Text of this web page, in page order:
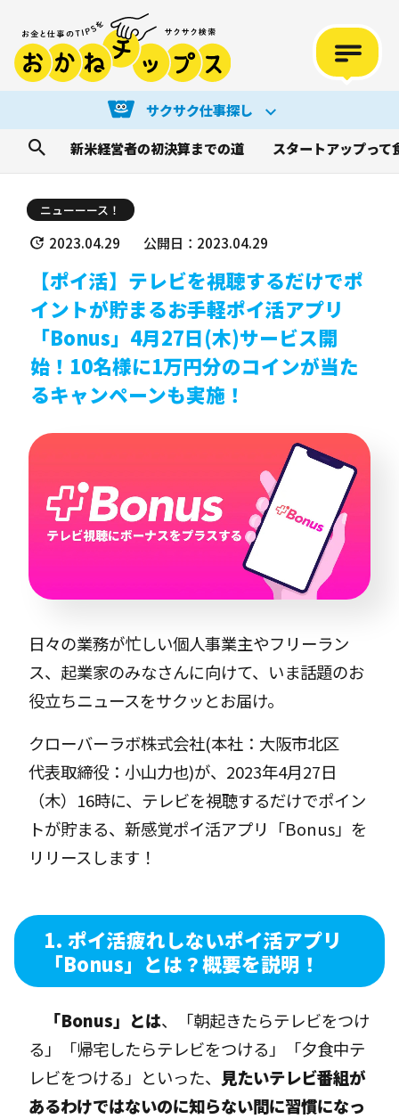
サクサク仕事探し
新米経営者の初決算までの道
スタートアップって
ニューーース！
2023.04.29 公開日：2023.04.29
【ポイ活】テレビを視聴するだけでポ
イントが貯まるお手軽ポイ活アプリ
「Bonus」4月27日(木)サービス開
始！10名様に1万円分のコインが当た
るキャンペーンも実施！
日々の業務が忙しい個人事業主やフリーラン
ス、起業家のみなさんに向けて、いま話題のお
役立ちニュースをサクッとお届け。
クローバーラボ株式会社(本社：大阪市北区
代表取締役：小山力也)が、2023年4月27日
（木）16時に、テレビを視聴するだけでポイン
トが貯まる、新感覚ポイ活アプリ「Bonus」を
リリースします！
1. ポイ活疲れしないポイ活アプリ
「Bonus」とは？概要を説明！
「Bonus」とは、「朝起きたらテレビをつけ
る」「帰宅したらテレビをつける」「夕食中テ
レビをつける」といった、見たいテレビ番組が
あるわけではないのに知らない間に習慣になっ